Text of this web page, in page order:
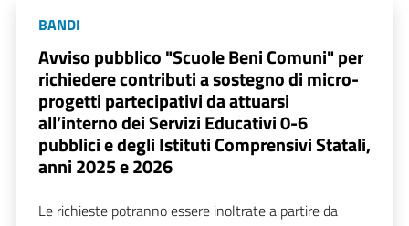
BANDI
Avviso pubblico "Scuole Beni Comuni" per
richiedere contributi a sostegno di micro-
progetti partecipativi da attuarsi
all’interno dei Servizi Educativi 0-6
pubblici e degli Istituti Comprensivi Statali,
anni 2025 e 2026
Le richieste potranno essere inoltrate a partire da